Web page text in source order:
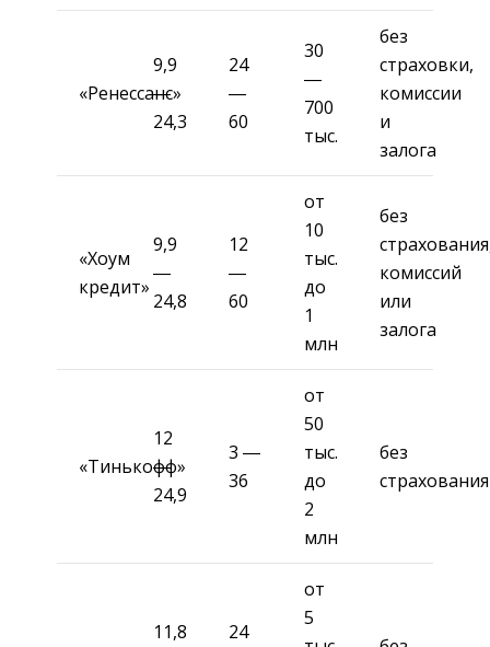
«Ренессанс»
9,9
―
24,3
24
―
60
30
―
700
тыс.
без
страховки,
комиссии
и
залога
«Хоум
кредит»
9,9
―
24,8
12
―
60
от
10
тыс.
до
1
млн
без
комиссий
или
залога
«Тинькофф»
12
―
24,9
3 ―
36
от
50
тыс.
до
2
млн
без
страхования
11,8 24
от
5